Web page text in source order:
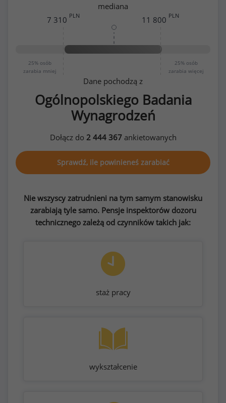
mediana
25% osób
zarabia mniej
25% osób
zarabia więcej
7 310 PLN 11 800 PLN
Dane pochodzą z
Ogólnopolskiego Badania
Wynagrodzeń
Dołącz do 2 444 367ankietowanych
Sprawdź, ile powinieneś zarabiać
Nie wszyscy zatrudnieni na tym samym stanowisku
zarabiają tyle samo. Pensje inspektorów dozoru
technicznego zależą od czynników takich jak:
staż pracy
wykształcenie